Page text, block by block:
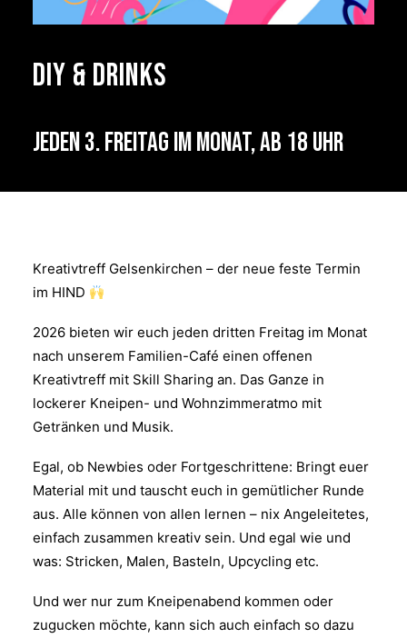
DIY & Drinks
Jeden 3. Freitag im Monat, ab 18 Uhr
Kreativtreff Gelsenkirchen – der neue feste Termin
im HIND
2026 bieten wir euch jeden dritten Freitag im Monat
nach unserem Familien-Café einen offenen
Kreativtreff mit Skill Sharing an. Das Ganze in
lockerer Kneipen- und Wohnzimmeratmo mit
Getränken und Musik.
Egal, ob Newbies oder Fortgeschrittene: Bringt euer
Material mit und tauscht euch in gemütlicher Runde
aus. Alle können von allen lernen – nix Angeleitetes,
einfach zusammen kreativ sein. Und egal wie und
was: Stricken, Malen, Basteln, Upcycling etc.
Und wer nur zum Kneipenabend kommen oder
zugucken möchte, kann sich auch einfach so dazu